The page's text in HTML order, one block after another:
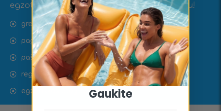
egzotiniu mango, ananasų ir papajos skoniu!
greitesnis veiksmas – geresnės formos
pagreitina riebalų deginimą
pašalina pilvo pūtimą ir vandens susilaikymą
reguliuoja apetitą
egzotiškas atogrąžų skonis
Gaukite